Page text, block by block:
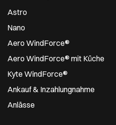
Astro
Nano
Aero WindForce®
Aero WindForce® mit Küche
Kyte WindForce®
Ankauf & Inzahlungnahme
Anlässe